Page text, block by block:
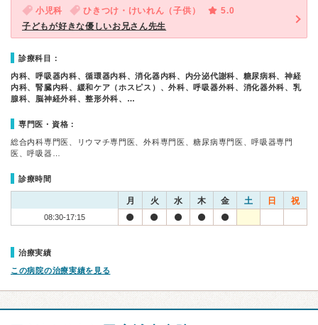
小児科 ひきつけ・けいれん（子供）
5.0
子どもが好きな優しいお兄さん先生
診療科目：
内科、呼吸器内科、循環器内科、消化器内科、内分泌代謝科、糖尿病科、神経
内科、腎臓内科、緩和ケア（ホスピス）、外科、呼吸器外科、消化器外科、乳
腺科、脳神経外科、整形外科、…
専門医・資格：
総合内科専門医、リウマチ専門医、外科専門医、糖尿病専門医、呼吸器専門
医、呼吸器…
診療時間
月 火 水 木 金 土 日 祝
08:30-17:15
治療実績
この病院の治療実績を見る